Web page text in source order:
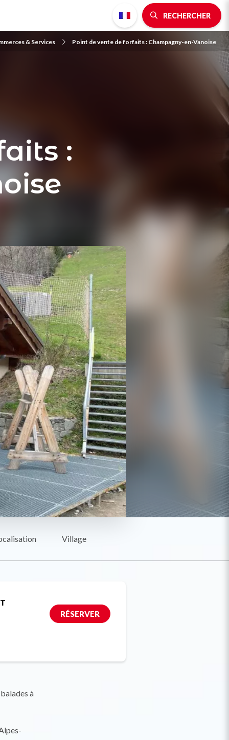
RECHERCHER
& Services Point de vente de forfaits : Champagny-en-Vanoise
:
Village
RÉSERVER
à